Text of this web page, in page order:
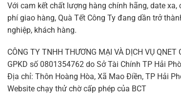
Với cam kết chất lượng hàng chính hãng, date
phí giao hàng, Quà Tết Công Ty đang dần trở
nghiệp, khách hàng.
CÔNG TY TNHH THƯƠNG MẠI VÀ DỊCH VỤ QNET
GPKD số 0801354762 do Sở Tài Chính TP Hải
Địa chỉ: Thôn Hoàng Hòa, Xã Mao Điền, TP Hải
Website chạy thử chờ cấp phép của BCT